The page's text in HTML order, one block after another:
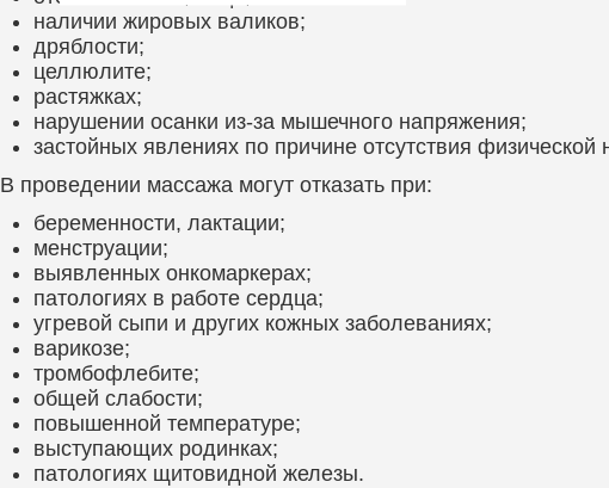
наличии жировых валиков;
дряблости;
целлюлите;
растяжках;
нарушении осанки из-за мышечного напряжения;
застойных явлениях по причине отсутствия физической
В проведении массажа могут отказать при:
беременности, лактации;
менструации;
выявленных онкомаркерах;
патологиях в работе сердца;
угревой сыпи и других кожных заболеваниях;
варикозе;
тромбофлебите;
общей слабости;
повышенной температуре;
выступающих родинках;
патологиях щитовидной железы.